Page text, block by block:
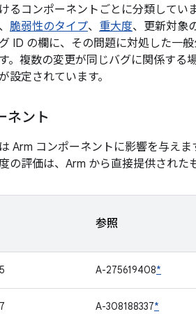
るコンポーネントごとに分類してい
脆弱性のタイプ、 重大度、更新対象
ID の欄に、その問題に対処した一
。複数の変更が同じバグに関係する
設定されています。
ネント
Arm コンポーネントに影響を与え
の評価は、Arm から直接提供された
参照
A-275619408*
A-308188337*